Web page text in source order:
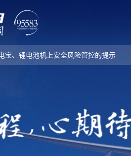
宝、锂电池机上安全风险管控的提示